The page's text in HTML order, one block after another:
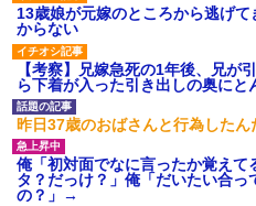
13歳娘が元嫁のところから逃げ
からない
【考察】兄嫁急死の1年後、兄が
ら下着が入った引き出しの奥にと
昨日37歳のおばさんと行為した
俺「初対面でなに言ったか覚えて
タ？だっけ？」俺「だいたい合
の？」→